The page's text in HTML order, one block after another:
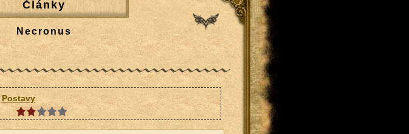
Články
Necronus
Postavy